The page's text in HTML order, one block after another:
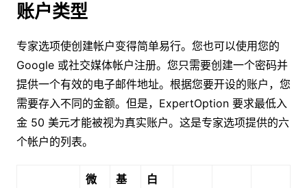
账户类型
专家选项使创建帐户变得简单易行。您也可以使用您的
Google 或社交媒体帐户注册。您只需要创建一个密码并
提供一个有效的电子邮件地址。根据您要开设的账户，您
需要存入不同的金额。但是，ExpertOption 要求最低入
金 50 美元才能被视为真实账户。这是专家选项提供的六
个帐户的列表。
微
基
白